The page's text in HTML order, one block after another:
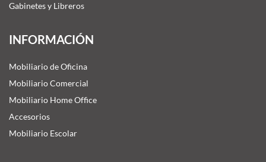
Gabinetes y Libreros
INFORMACIÓN
Mobiliario de Oficina
Mobiliario Comercial
Mobiliario Home Office
Accesorios
Mobiliario Escolar